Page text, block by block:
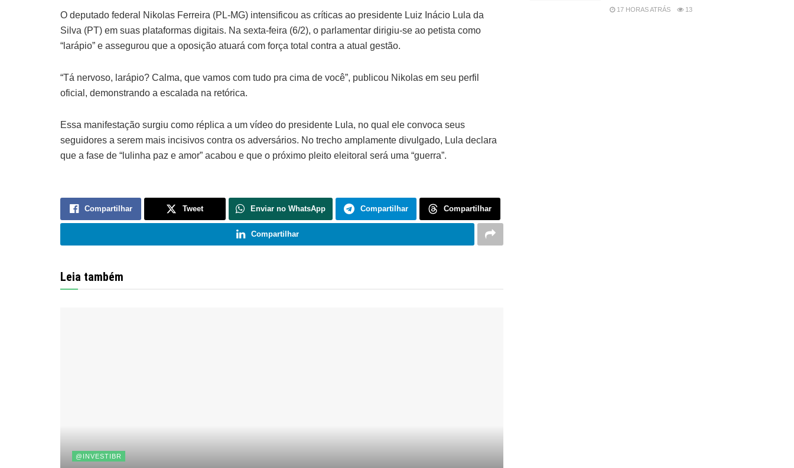
O deputado federal Nikolas Ferreira (PL-MG) intensificou as críticas ao presidente Luiz Inácio Lula da
Silva (PT) em suas plataformas digitais. Na sexta-feira (6/2), o parlamentar dirigiu-se ao petista como
“larápio” e assegurou que a oposição atuará com força total contra a atual gestão.
“Tá nervoso, larápio? Calma, que vamos com tudo pra cima de você”, publicou Nikolas em seu perfil
oficial, demonstrando a escalada na retórica.
Essa manifestação surgiu como réplica a um vídeo do presidente Lula, no qual ele convoca seus
seguidores a serem mais incisivos contra os adversários. No trecho amplamente divulgado, Lula declara
que a fase de “lulinha paz e amor” acabou e que o próximo pleito eleitoral será uma “guerra”.
Compartilhar Tweet Enviar no WhatsApp Compartilhar Compartilhar
Compartilhar
Leia também
@INVESTIBR
17 HORAS ATRÁS 13